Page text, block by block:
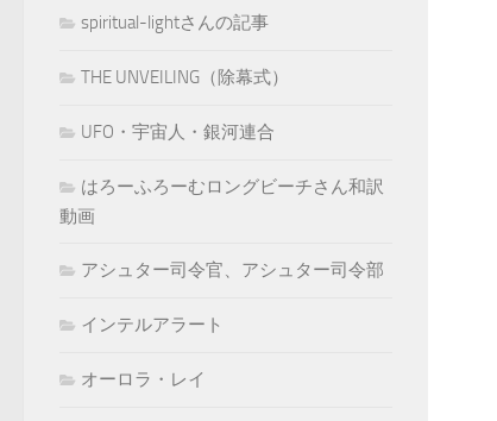
spiritual-lightさんの記事
THE UNVEILING（除幕式）
UFO・宇宙人・銀河連合
はろーふろーむロングビーチさん和訳
動画
アシュター司令官、アシュター司令部
インテルアラート
オーロラ・レイ